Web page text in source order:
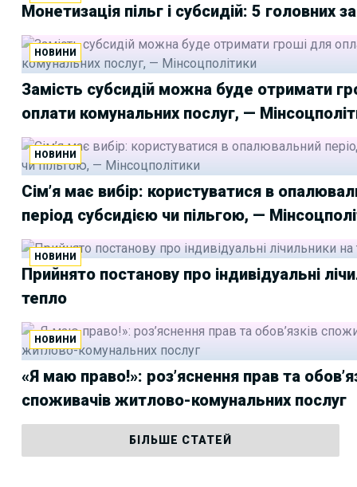
Монетизація пільг і субсидій: 5 головних
НОВИНИ
Замість субсидій можна буде отримати
оплати комунальних послуг, —
НОВИНИ
Сім’я має вибір: користуватися в
період субсидією чи пільгою, —
НОВИНИ
Прийнято постанову про індивідуальні
тепло
НОВИНИ
«Я маю право!»: роз’яснення прав та
споживачів житлово-комунальних послуг
БІЛЬШЕ СТАТЕЙ